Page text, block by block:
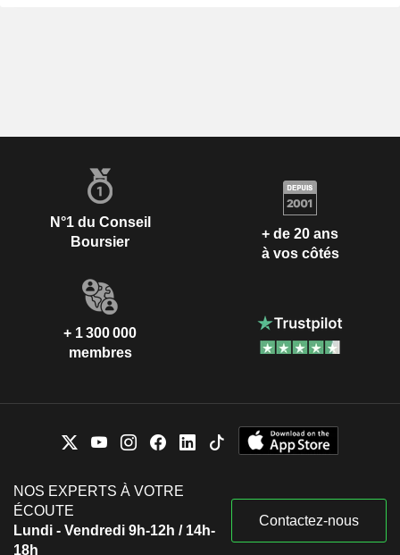
N°1 du Conseil
Boursier
+ de 20 ans
à vos côtés
+ 1 300 000
membres
NOS EXPERTS À VOTRE
ÉCOUTE
Lundi - Vendredi 9h-12h / 14h-
18h
Contactez-nous